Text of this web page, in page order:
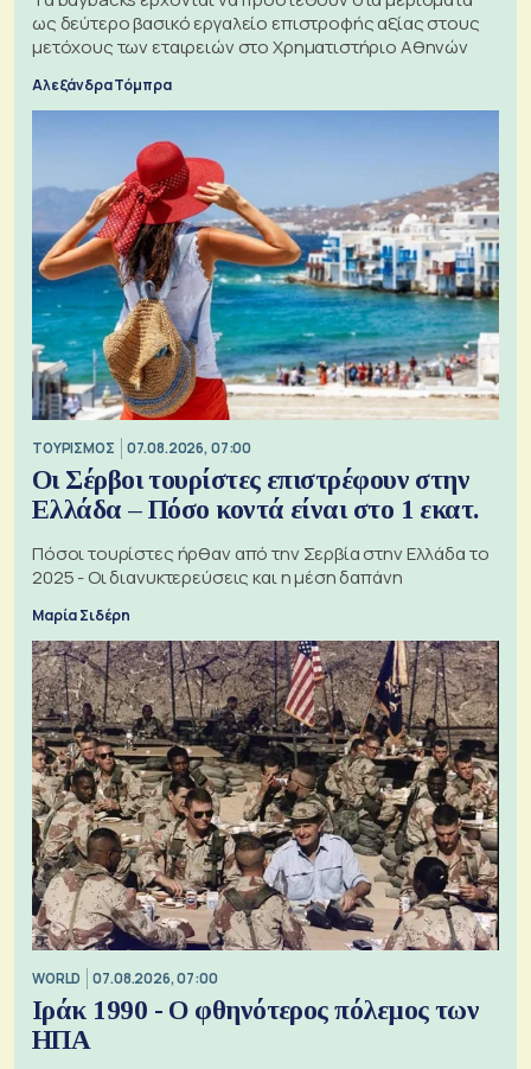
ως δεύτερο βασικό εργαλείο επιστροφής αξίας στους
μετόχους των εταιρειών στο Χρηματιστήριο Αθηνών
Αλεξάνδρα Τόμπρα
ΤΟΥΡΙΣΜΟΣ 07.08.2026, 07:00
Οι Σέρβοι τουρίστες επιστρέφουν στην
Ελλάδα – Πόσο κοντά είναι στο 1 εκατ.
Πόσοι τουρίστες ήρθαν από την Σερβία στην Ελλάδα το
2025 - Οι διανυκτερεύσεις και η μέση δαπάνη
Μαρία Σιδέρη
WORLD 07.08.2026, 07:00
Ιράκ 1990 - Ο φθηνότερος πόλεμος των
ΗΠΑ